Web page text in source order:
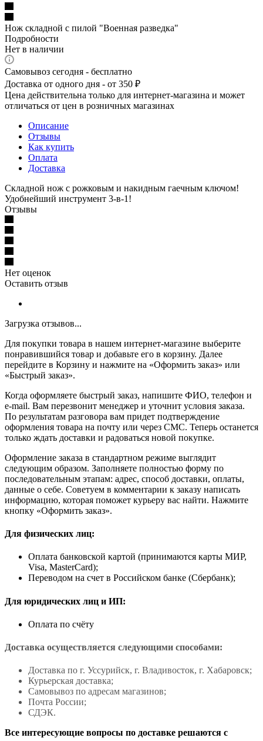
Нож складной с пилой "Военная разведка"
Подробности
Нет в наличии
Самовывоз сегодня - бесплатно
Доставка от одного дня - от 350 ₽
Цена действительна только для интернет-магазина и может
отличаться от цен в розничных магазинах
Описание
Отзывы
Как купить
Оплата
Доставка
Складной нож с рожковым и накидным гаечным ключом!
Удобнейший инструмент 3-в-1!
Отзывы
Нет оценок
Оставить отзыв
Загрузка отзывов...
Для покупки товара в нашем интернет-магазине выберите
понравившийся товар и добавьте его в корзину. Далее
перейдите в Корзину и нажмите на «Оформить заказ» или
«Быстрый заказ».
Когда оформляете быстрый заказ, напишите ФИО, телефон и
e-mail. Вам перезвонит менеджер и уточнит условия заказа.
По результатам разговора вам придет подтверждение
оформления товара на почту или через СМС. Теперь останется
только ждать доставки и радоваться новой покупке.
Оформление заказа в стандартном режиме выглядит
следующим образом. Заполняете полностью форму по
последовательным этапам: адрес, способ доставки, оплаты,
данные о себе. Советуем в комментарии к заказу написать
информацию, которая поможет курьеру вас найти. Нажмите
кнопку «Оформить заказ».
Для физических лиц:
Оплата банковской картой (принимаются карты МИР,
Visa, MasterCard);
Переводом на счет в Российском банке (Сбербанк);
Для юридических лиц и ИП:
Оплата по счёту
Доставка осуществляется следующими способами:
Доставка по г. Уссурийск, г. Владивосток, г. Хабаровск;
Курьерская доставка;
Самовывоз по адресам магазинов;
Почта России;
СДЭК.
Все интересующие вопросы по доставке решаются с